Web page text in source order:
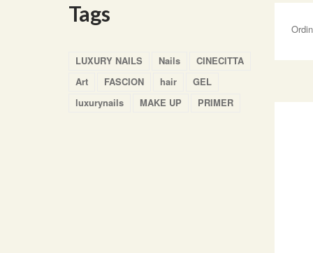
Tags
LUXURY NAILS Nails
CINECITTA
Art
FASCION hair
GEL
luxurynails
MAKE UP PRIMER